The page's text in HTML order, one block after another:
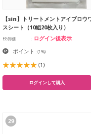
【sin】トリートメントアイブロウ
スシート（10組20枚入り）
EG卸価 ログイン後表示
ポイント :(1%)
(1)
ログインして購入
29